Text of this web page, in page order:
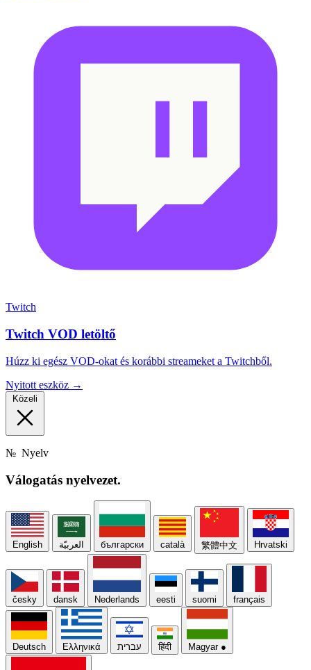
Twitch
Twitch VOD letöltő
Húzz ki egész VOD-okat és korábbi streameket a Twitchből.
Nyitott eszköz →
Közeli
№ Nyelv
Válogatás nyelvezet.
English العربيّة български català 繁體中文 Hrvatski
česky dansk Nederlands eesti suomi français
Deutsch Ελληνικά עברית हिंदी Magyar ●